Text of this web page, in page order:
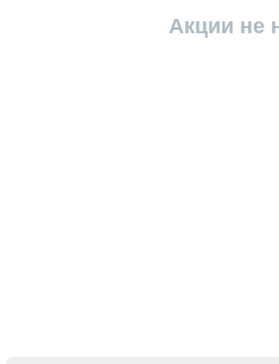
Акции не